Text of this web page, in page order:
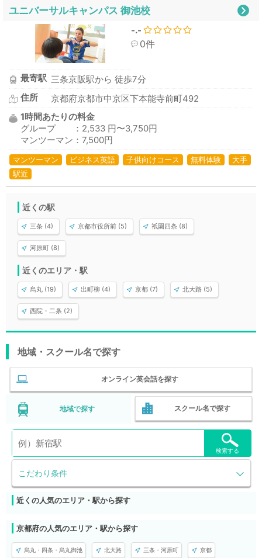
ユニバーサルキャンパス 御池校
-.-
0件
最寄駅 三条京阪駅から 徒歩7分
住所
京都府京都市中京区下本能寺前町492
1時間あたりの料金
グループ ：2,533 円〜3,750円
マンツーマン：7,500円
マンツーマン ビジネス英語 子供向けコース 無料体験
大手
駅近
近くの駅
三条 (4) 京都市役所前 (5) 祇園四条 (8)
河原町 (8)
近くのエリア・駅
烏丸 (19) 出町柳 (4) 京都 (7) 北大路 (5)
西院・二条 (2)
地域・スクール名で探す
オンライン英会話を探す
地域で探す スクール名で探す
こだわり条件
検索する
近くの人気のエリア・駅から探す
京都府の人気のエリア・駅から探す
烏丸・四条・烏丸御池 北大路 三条・河原町 京都